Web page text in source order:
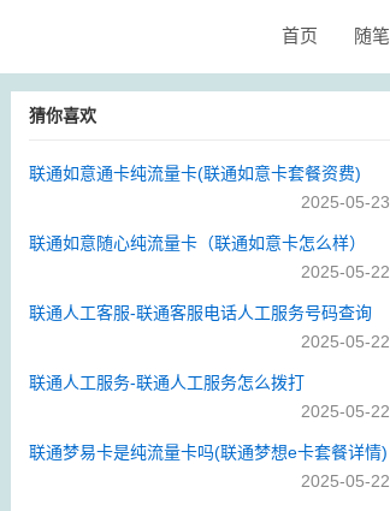
首页 随笔
猜你喜欢
联通如意通卡纯流量卡(联通如意卡套餐资费)
2025-05-23
联通如意随心纯流量卡（联通如意卡怎么样）
2025-05-22
联通人工客服-联通客服电话人工服务号码查询
2025-05-22
联通人工服务-联通人工服务怎么拨打
2025-05-22
联通梦易卡是纯流量卡吗(联通梦想e卡套餐详情)
2025-05-22